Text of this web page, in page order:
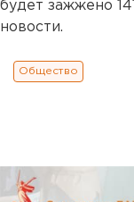
будет зажжено
новости.
Общество